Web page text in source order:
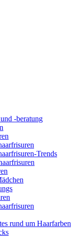
-beratung
Trends
rund um Haarfarben